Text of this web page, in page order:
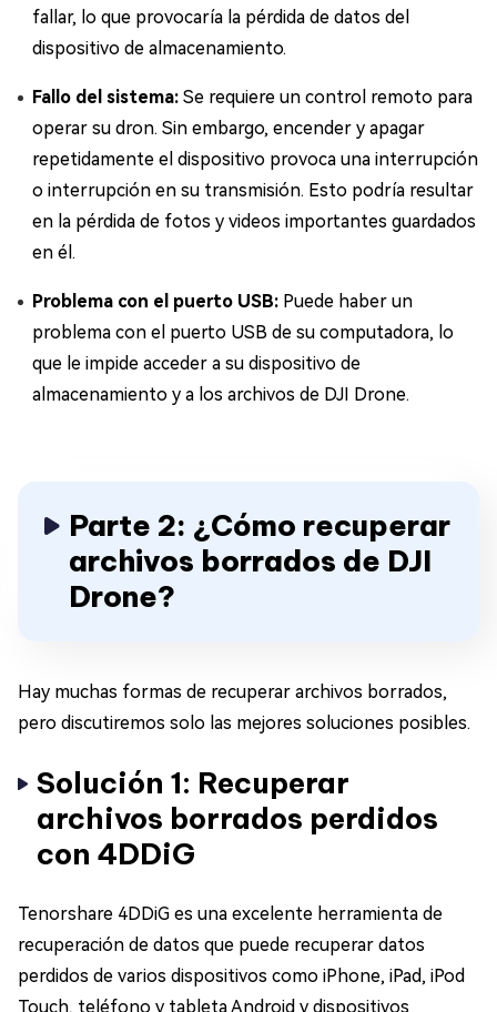
fallar, lo que provocaría la pérdida de datos del
dispositivo de almacenamiento.
Fallo del sistema: Se requiere un control remoto para
operar su dron. Sin embargo, encender y apagar
repetidamente el dispositivo provoca una interrupción
o interrupción en su transmisión. Esto podría resultar
en la pérdida de fotos y videos importantes guardados
en él.
Problema con el puerto USB: Puede haber un
problema con el puerto USB de su computadora, lo
que le impide acceder a su dispositivo de
almacenamiento y a los archivos de DJI Drone.
Parte 2: ¿Cómo recuperar
archivos borrados de DJI
Drone?
Hay muchas formas de recuperar archivos borrados,
pero discutiremos solo las mejores soluciones posibles.
Solución 1: Recuperar
archivos borrados perdidos
con 4DDiG
Tenorshare 4DDiG es una excelente herramienta de
recuperación de datos que puede recuperar datos
perdidos de varios dispositivos como iPhone, iPad, iPod
Touch, teléfono y tableta Android y dispositivos